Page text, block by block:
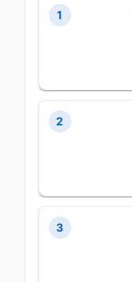
1
2
3